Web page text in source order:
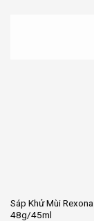
Sáp Khử Mùi
48g/45ml